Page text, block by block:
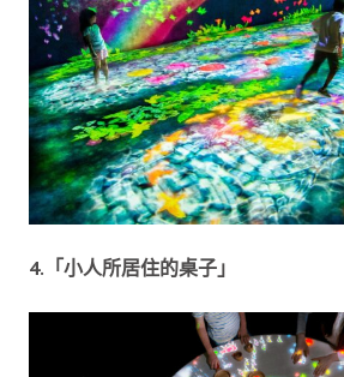
4.「小人所居住的桌子」